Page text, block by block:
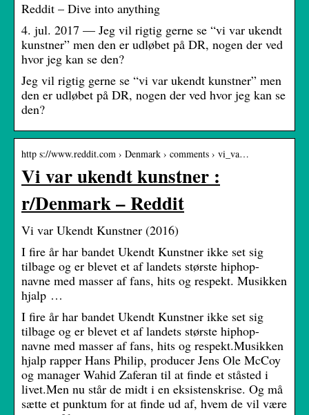
Reddit – Dive into anything
4. jul. 2017 — Jeg vil rigtig gerne se “vi var ukendt
kunstner” men den er udløbet på DR, nogen der ved
hvor jeg kan se den?
Jeg vil rigtig gerne se “vi var ukendt kunstner” men
den er udløbet på DR, nogen der ved hvor jeg kan se
den?
http s://www.reddit.com › Denmark › comments › vi_va…
Vi var ukendt kunstner :
r/Denmark – Reddit
Vi var Ukendt Kunstner (2016)
I fire år har bandet Ukendt Kunstner ikke set sig
tilbage og er blevet et af landets største hiphop-
navne med masser af fans, hits og respekt. Musikken
hjalp …
I fire år har bandet Ukendt Kunstner ikke set sig
tilbage og er blevet et af landets største hiphop-
navne med masser af fans, hits og respekt.Musikken
hjalp rapper Hans Philip, producer Jens Ole McCoy
og manager Wahid Zaferan til at finde et ståsted i
livet.Men nu står de midt i en eksistenskrise. Og må
sætte et punktum for at finde ud af, hvem de vil være